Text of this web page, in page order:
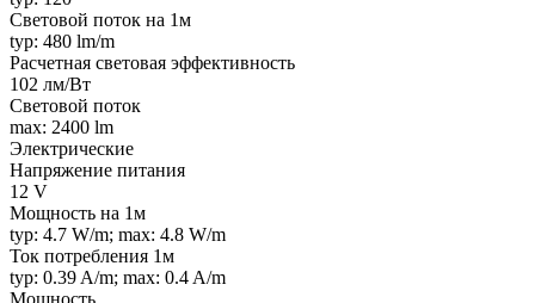
Световой поток на 1м
typ: 480 lm/m
Расчетная световая эффективность
102 лм/Вт
Световой поток
max: 2400 lm
Электрические
Напряжение питания
12 V
Мощность на 1м
typ: 4.7 W/m; max: 4.8 W/m
Ток потребления 1м
typ: 0.39 A/m; max: 0.4 A/m
Мощность